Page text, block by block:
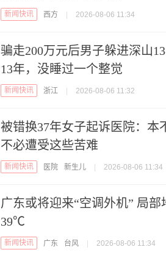
新闻快讯 西方 2026-08-06 11:34
骗走200万元后男子躲进深山
13年，没睡过一个整觉
新闻快讯 浙江 2026-08-06 11:32
被错换37年女子起诉医院：本
不必遭受这些苦难
新闻快讯 医院 新生儿 2026-08-06 11:34
广东或将迎来“空调外机” 局部
39℃
新闻快讯 广东 台风 2026-08-06 11:34